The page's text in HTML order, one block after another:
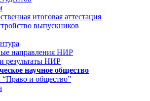
итоговая аттестация
выпускников
направления НИР
результаты НИР
научное общество
и общество”